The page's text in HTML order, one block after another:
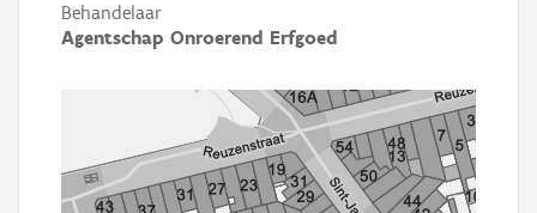
Behandelaar
Agentschap Onroerend Erfgoed